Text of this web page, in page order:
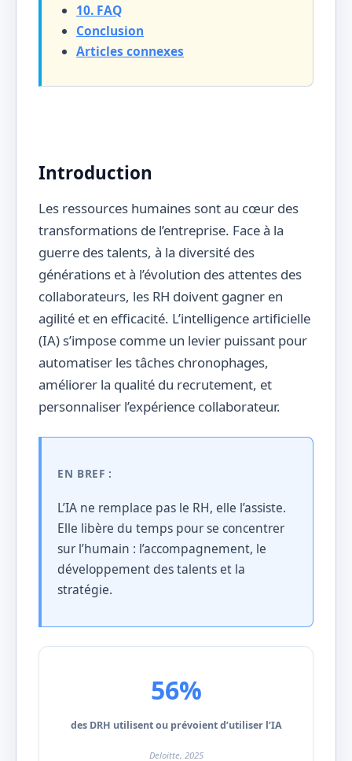
10. FAQ
Conclusion
Articles connexes
Introduction
Les ressources humaines sont au cœur des
transformations de l’entreprise. Face à la
guerre des talents, à la diversité des
générations et à l’évolution des attentes des
collaborateurs, les RH doivent gagner en
agilité et en efficacité. L’intelligence artificielle
(IA) s’impose comme un levier puissant pour
automatiser les tâches chronophages,
améliorer la qualité du recrutement, et
personnaliser l’expérience collaborateur.
EN BREF :
L’IA ne remplace pas le RH, elle l’assiste.
Elle libère du temps pour se concentrer
sur l’humain : l’accompagnement, le
développement des talents et la
stratégie.
56%
des DRH utilisent ou prévoient d’utiliser l’IA
Deloitte, 2025